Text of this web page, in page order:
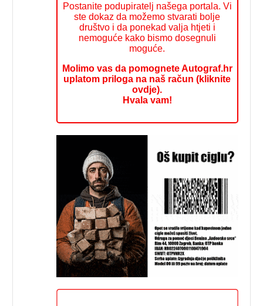
Postanite podupiratelj našega portala. Vi
ste dokaz da možemo stvarati bolje
društvo i da ponekad valja htjeti i
nemoguće kako bismo dosegnuli
moguće.
Molimo vas da pomognete Autograf.hr
uplatom priloga na naš račun (kliknite
ovdje).
Hvala vam!